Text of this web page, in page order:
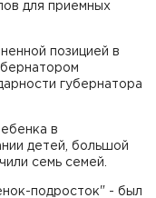
для приемных
позицией в
губернатора
в
детей, большой
семь семей.
подросток" - был